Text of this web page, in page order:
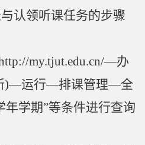
与认领听课任务的步骤
my.tjut.edu.cn/—办
)—运行—排课管理—全
年学期”等条件进行查询